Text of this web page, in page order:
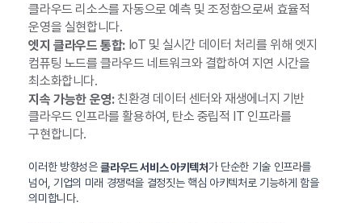
클라우드 리소스를 자동으로 예측 및 조정함으로써 효율적
운영을 실현합니다.
엣지 클라우드 통합:IoT 및 실시간 데이터 처리를 위해 엣지
컴퓨팅 노드를 클라우드 네트워크와 결합하여 지연 시간을
최소화합니다.
지속 가능한 운영:친환경 데이터 센터와 재생에너지 기반
클라우드 인프라를 활용하여, 탄소 중립적 IT 인프라를
구현합니다.
이러한 방향성은클라우드 서비스 아키텍처가 단순한 기술 인프라를
넘어, 기업의 미래 경쟁력을 결정짓는 핵심 아키텍처로 기능하게 함을
의미합니다.